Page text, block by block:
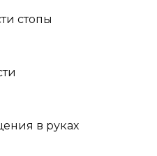
стопы
в руках